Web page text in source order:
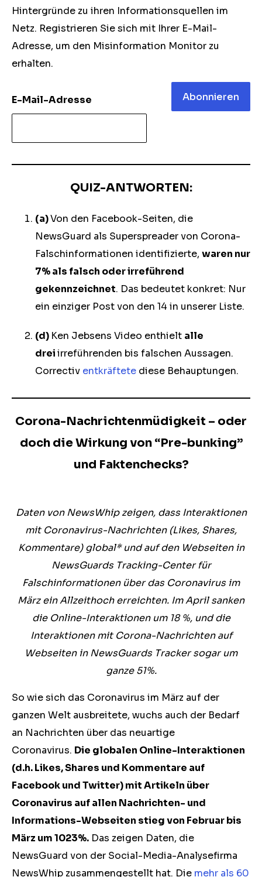
Hintergründe zu ihren Informationsquellen im
Netz. Registrieren Sie sich mit Ihrer E-Mail-
Adresse, um den Misinformation Monitor zu
erhalten.
E-Mail-Adresse Abonnieren
QUIZ-ANTWORTEN:
(a)Von den Facebook-Seiten, die
NewsGuard als Superspreader von Corona-
Falschinformationen identifizierte, waren nur
7% als falsch oder irreführend
gekennzeichnet. Das bedeutet konkret: Nur
ein einziger Post von den 14 in unserer Liste.
(d) Ken Jebsens Video enthielt alle
dreiirreführenden bis falschen Aussagen.
Correctiv entkräftete diese Behauptungen.
Corona-Nachrichtenmüdigkeit – oder
doch die Wirkung von “Pre-bunking”
und Faktenchecks?
Daten von NewsWhip zeigen, dass Interaktionen
mit Coronavirus-Nachrichten (Likes, Shares,
Kommentare) global* und auf den Webseiten in
NewsGuards Tracking-Center für
Falschinformationen über das Coronavirus im
März ein Allzeithoch erreichten. Im April sanken
die Online-Interaktionen um 18 %, und die
Interaktionen mit Corona-Nachrichten auf
Webseiten in NewsGuards Tracker sogar um
ganze 51%.
So wie sich das Coronavirus im März auf der
ganzen Welt ausbreitete, wuchs auch der Bedarf
an Nachrichten über das neuartige
Coronavirus. Die globalen Online-Interaktionen
(d.h. Likes, Shares und Kommentare auf
Facebook und Twitter) mit Artikeln über
Coronavirus auf allen Nachrichten- und
Informations-Webseiten stieg von Februar bis
März um 1023%. Das zeigen Daten, die
NewsGuard von der Social-Media-Analysefirma
NewsWhip zusammengestellt hat. Die mehr als 60